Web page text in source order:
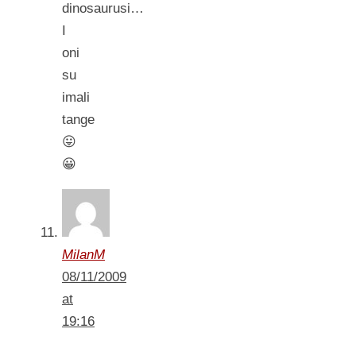
dinosaurusi…
oni
su
imali
tange
😛
😀
MilanM
08/11/2009
at
19:16